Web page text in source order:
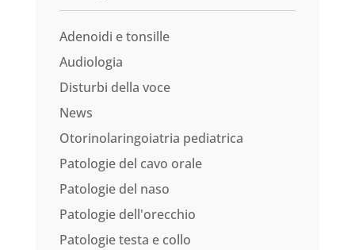
Adenoidi e tonsille
Audiologia
Disturbi della voce
News
Otorinolaringoiatria pediatrica
Patologie del cavo orale
Patologie del naso
Patologie dell'orecchio
Patologie testa e collo